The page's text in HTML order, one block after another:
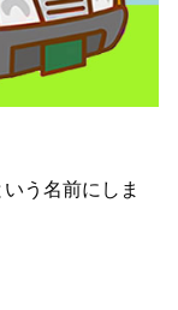
う名前にしま